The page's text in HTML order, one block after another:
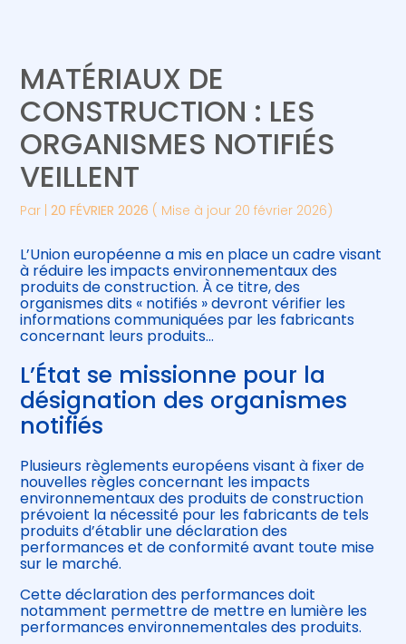
Gérer votre quotidien
Piloter votre entreprise
Développer votre entreprise
Être prêt pour la facturation
électronique
Suivre votre comptabilité
Gérer vos ressources humaines
MATÉRIAUX DE
CONSTRUCTION : LES
ORGANISMES NOTIFIÉS
VEILLENT
Par |20 FÉVRIER 2026 ( Mise à jour 20 février 2026)
L’Union européenne a mis en place un cadre visant
à réduire les impacts environnementaux des
produits de construction. À ce titre, des
organismes dits « notifiés » devront vérifier les
informations communiquées par les fabricants
concernant leurs produits…
L’État se missionne pour la
désignation des organismes
notifiés
Plusieurs règlements européens visant à fixer de
nouvelles règles concernant les impacts
environnementaux des produits de construction
prévoient la nécessité pour les fabricants de tels
produits d’établir une déclaration des
performances et de conformité avant toute mise
sur le marché.
Cette déclaration des performances doit
notamment permettre de mettre en lumière les
performances environnementales des produits.